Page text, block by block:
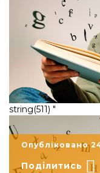
string(511) "
Опубліковано
Поділитись